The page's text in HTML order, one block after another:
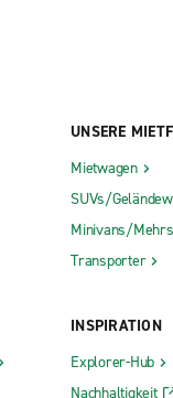
UNSERE
Mietwagen
SUVs/
Minivans/
Transporter
INSPIRATION
Explorer-Hub
Nachhaltigkeit